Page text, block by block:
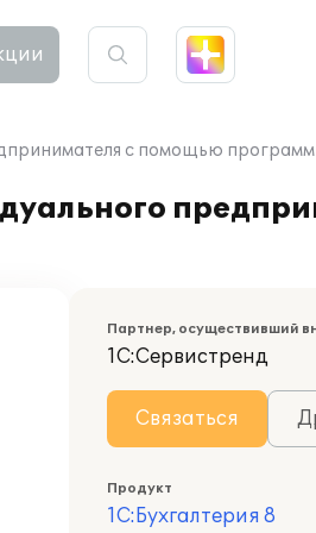
с помощью
Партнер, осуществивший
1С:Сервистренд
Связаться
Продукт
1С:Бухгалтерия 8